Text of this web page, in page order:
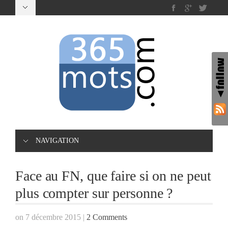
NAVIGATION
Face au FN, que faire si on ne peut
plus compter sur personne ?
on 7 décembre 2015 | 2 Comments